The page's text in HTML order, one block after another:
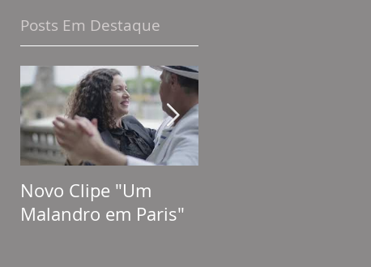
Posts Em Destaque
Novo Clipe "Um
Malandro em Paris"